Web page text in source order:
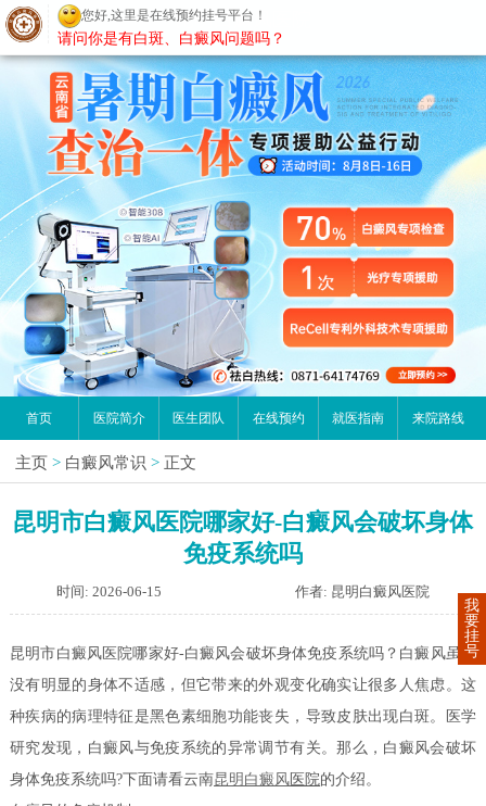
昆明白癜风医院
首页 医院简介 医生团队 在线预约 就医指南 来院路线
主页 > 白癜风常识 > 正文
昆明市白癜风医院哪家好-白癜风会破坏身体
免疫系统吗
时间: 2026-06-15 作者: 昆明白癜风医院
昆明市白癜风医院哪家好-白癜风会破坏身体免疫系统吗？白癜风虽然
没有明显的身体不适感，但它带来的外观变化确实让很多人焦虑。这
种疾病的病理特征是黑色素细胞功能丧失，导致皮肤出现白斑。医学
研究发现，白癜风与免疫系统的异常调节有关。那么，白癜风会破坏
身体免疫系统吗?下面请看云南昆明白癜风 医院的介绍。
我
要
挂
号
您好,这里是在线预约挂号平台！
请问你是有白斑、白癜风问题吗？